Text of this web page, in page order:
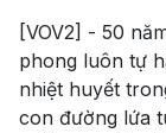
[VOV2] - 50
phong luôn tự
nhiệt huyết
con đường lứa